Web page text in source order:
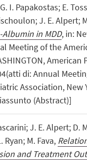
I. Papakostas; E.
J. E. Alpert;
in MDD, in:
Meeting of the
American
di: Annual
Association, New
(Abstract)]
J. E. Alpert; D.
Ryan; M. Fava,
and Treatment